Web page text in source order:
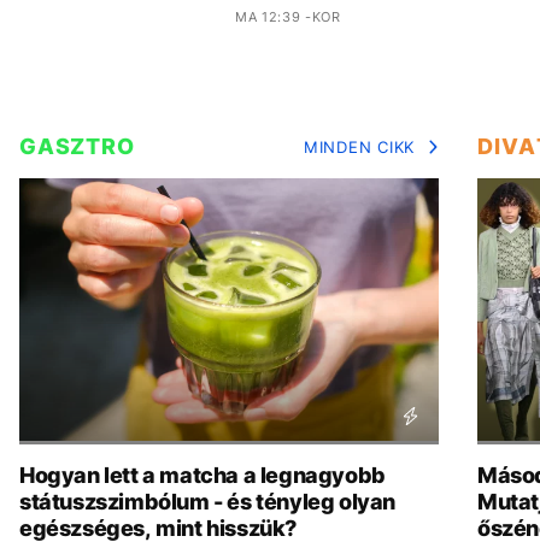
MA 12:39 -KOR
GASZTRO MINDEN CIKK
Hogyan lett a matcha a legnagyobb
státuszszimbólum - és tényleg olyan
egészséges, mint hisszük?